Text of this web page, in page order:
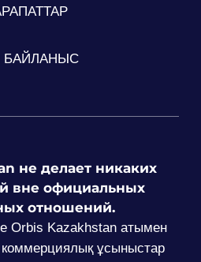
БАЙЛАНЫС
не делает никаких
вне официальных
отношений.
Orbis Kazakhstan атымен
коммерциялық ұсыныстар